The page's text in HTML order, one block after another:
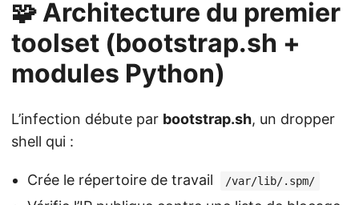
🧩 Architecture du premier
toolset (bootstrap.sh +
modules Python)
L’infection débute par bootstrap.sh, un dropper
shell qui :
Crée le répertoire de travail /var/lib/.spm/